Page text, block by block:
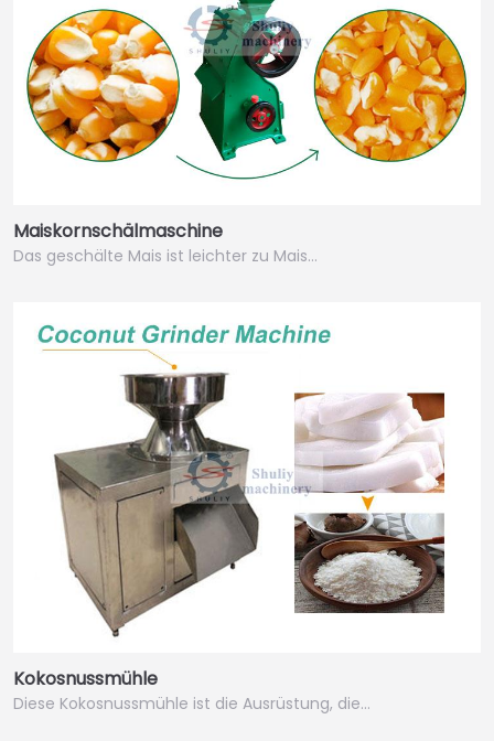
Maiskornschälmaschine
Das geschälte Mais ist leichter zu Mais…
Kokosnussmühle
Diese Kokosnussmühle ist die Ausrüstung, die…